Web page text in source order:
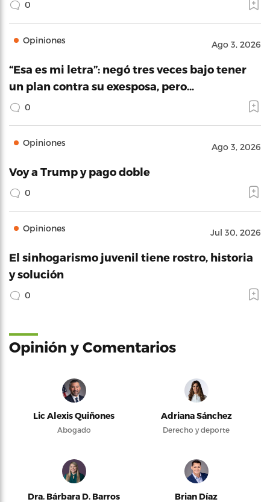
0
Opiniones Ago 3, 2026
“Esa es mi letra”: negó tres veces bajo tener
un plan contra su exesposa, pero…
0
Opiniones Ago 3, 2026
Voy a Trump y pago doble
0
Opiniones Jul 30, 2026
El sinhogarismo juvenil tiene rostro, historia
y solución
0
Opinión y Comentarios
Lic Alexis Quiñones
Abogado
Adriana Sánchez
Derecho y deporte
Dra. Bárbara D. Barros Brian Díaz